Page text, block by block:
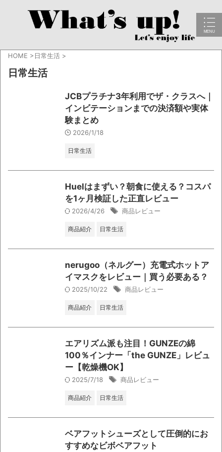
HOME >日常生活 >
日常生活
JCBプラチナ3年利用でザ・クラスへ｜
インビテーションまでの決済額や実体
験まとめ
2026/1/18
日常生活
Huelはまずい？朝食に使える？コスパ
を1ヶ月検証した正直レビュー
2026/4/26 商品レビュー
商品紹介 日常生活
nerugoo（ネルグー）充電式ホットア
イマスクをレビュー｜買う必要ある？
2025/10/22 商品レビュー
商品紹介 日常生活
エアリズム派も注目！GUNZEの綿
100％インナー「the GUNZE」レビュ
ー【乾燥機OK】
2025/7/18 商品レビュー
商品紹介 日常生活
ベアフットシューズとして圧倒的にお
すすめなビボベアフット